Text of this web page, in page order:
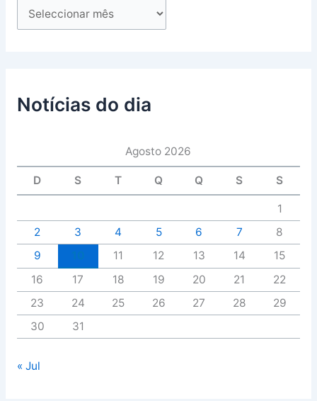
Notícias do dia
Agosto 2026
D S T Q Q S S
1
2
3 4 5 6 7
8
9
11 12 13 14
15
16
17 18 19 20 21
22
23
24 25 26 27 28
29
30
31
« Jul